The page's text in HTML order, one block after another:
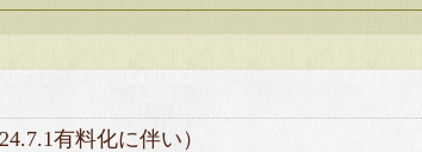
有料化に伴い）